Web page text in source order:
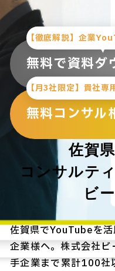
【徹底解説】企業
無料で資料ダ
【月3社限定】貴社
無料コンサル
佐賀
コンサルテ
ビ
佐賀県でYouTubeを
企業様へ。株式会社
手企業まで累計100社